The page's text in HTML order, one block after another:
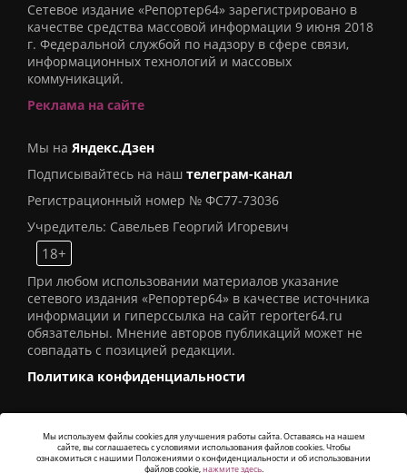
Сетевое издание «Репортер64» зарегистрировано в
качестве средства массовой информации 9 июня 2018
г. Федеральной службой по надзору в сфере связи,
информационных технологий и массовых
коммуникаций.
Реклама на сайте
Мы на Яндекс.Дзен
Подписывайтесь на наш телеграм-канал
Регистрационный номер № ФС77-73036
Учредитель: Савельев Георгий Игоревич
18+
При любом использовании материалов указание
сетевого издания «Репортер64» в качестве источника
информации и гиперссылка на сайт reporter64.ru
обязательны. Мнение авторов публикаций может не
совпадать с позицией редакции.
Политика конфиденциальности
© 2016СИ «Репортер64». Все права защищены -
Мы используем файлы cookies для улучшения работы сайта. Оставаясь на нашем
сайте, вы соглашаетесь с условиями использования файлов cookies. Чтобы
ознакомиться с нашими Положениями о конфиденциальности и об использовании
файлов cookie,нажмите здесь.